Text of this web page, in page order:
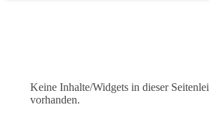
Keine Inhalte/Widgets in dieser
vorhanden.